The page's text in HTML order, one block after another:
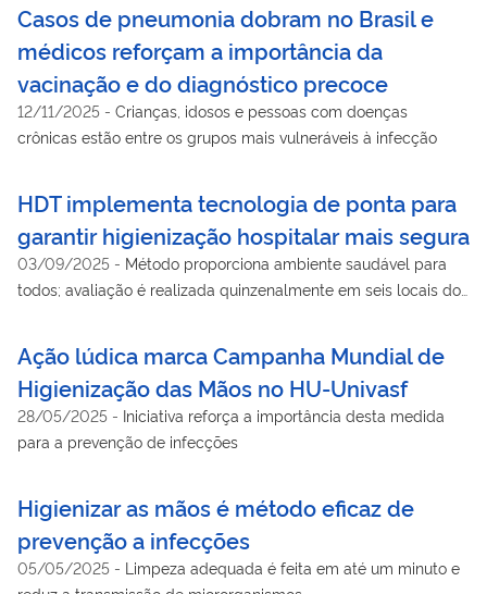
Casos de pneumonia dobram no Brasil e
médicos reforçam a importância da
vacinação e do diagnóstico precoce
12/11/2025 - Crianças, idosos e pessoas com doenças
crônicas estão entre os grupos mais vulneráveis à infecção
HDT implementa tecnologia de ponta para
garantir higienização hospitalar mais segura
03/09/2025 - Método proporciona ambiente saudável para
todos; avaliação é realizada quinzenalmente em seis locais do
Ação lúdica marca Campanha Mundial de
Higienização das Mãos no HU-Univasf
28/05/2025 - Iniciativa reforça a importância desta medida
para a prevenção de infecções
Higienizar as mãos é método eficaz de
prevenção a infecções
05/05/2025 - Limpeza adequada é feita em até um minuto e